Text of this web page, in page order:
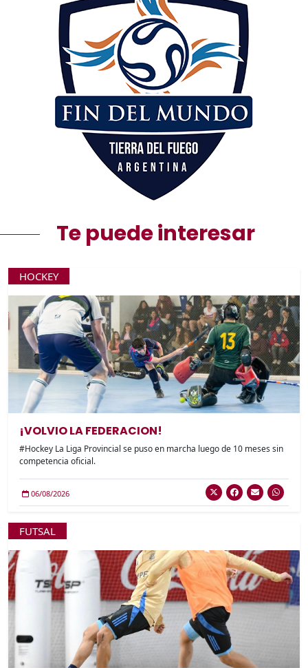
Te puede interesar
HOCKEY
¡VOLVIO LA FEDERACION!
#Hockey La Liga Provincial se puso en marcha luego de 10 meses sin
competencia oficial.
06/08/2026
FUTSAL